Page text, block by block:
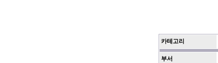
카테고리
부서